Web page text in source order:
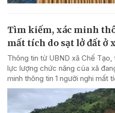
Tìm kiếm, xác minh
mất tích do sạt lở đất ở
Thông tin từ UBND xã Chế
lực lượng chức năng của xã
minh thông tin 1 người nghi mất